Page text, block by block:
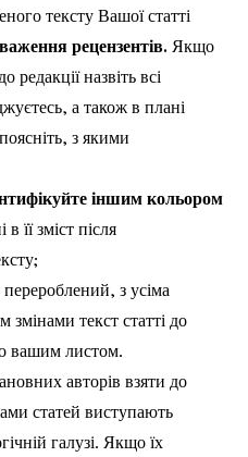
тексту Вашої статті
рецензентів. Якщо
редакції назвіть всі
а також в плані
з якими
іншим кольором
її зміст після
з усіма
текст статті до
вашим листом.
авторів взяти до
статей виступають
галузі. Якщо їх